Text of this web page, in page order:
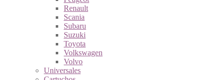
Renault
Scania
Subaru
Suzuki
Toyota
Volkswagen
Volvo
Universales